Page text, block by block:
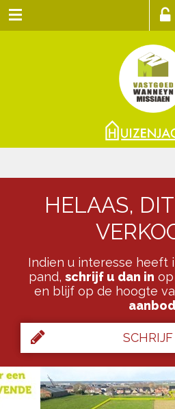
HELAAS,
Indien u interesse heeft
pand, schrijf u dan in
en blijf op de hoogte
aanbod